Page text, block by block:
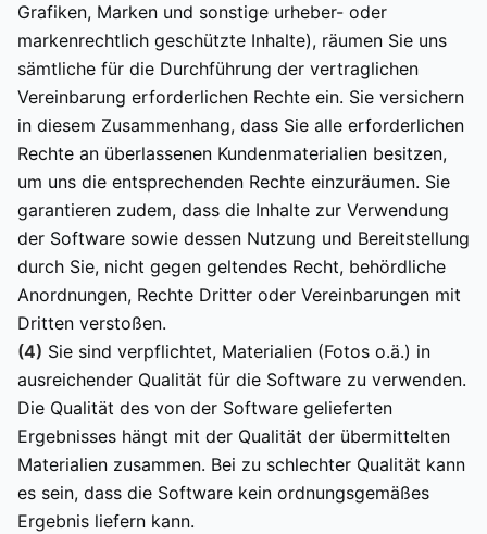
Grafiken, Marken und sonstige urheber- oder
markenrechtlich geschützte Inhalte), räumen Sie uns
sämtliche für die Durchführung der vertraglichen
Vereinbarung erforderlichen Rechte ein. Sie versichern
in diesem Zusammenhang, dass Sie alle erforderlichen
Rechte an überlassenen Kundenmaterialien besitzen,
um uns die entsprechenden Rechte einzuräumen. Sie
garantieren zudem, dass die Inhalte zur Verwendung
der Software sowie dessen Nutzung und Bereitstellung
durch Sie, nicht gegen geltendes Recht, behördliche
Anordnungen, Rechte Dritter oder Vereinbarungen mit
Dritten verstoßen.
(4) Sie sind verpflichtet, Materialien (Fotos o.ä.) in
ausreichender Qualität für die Software zu verwenden.
Die Qualität des von der Software gelieferten
Ergebnisses hängt mit der Qualität der übermittelten
Materialien zusammen. Bei zu schlechter Qualität kann
es sein, dass die Software kein ordnungsgemäßes
Ergebnis liefern kann.